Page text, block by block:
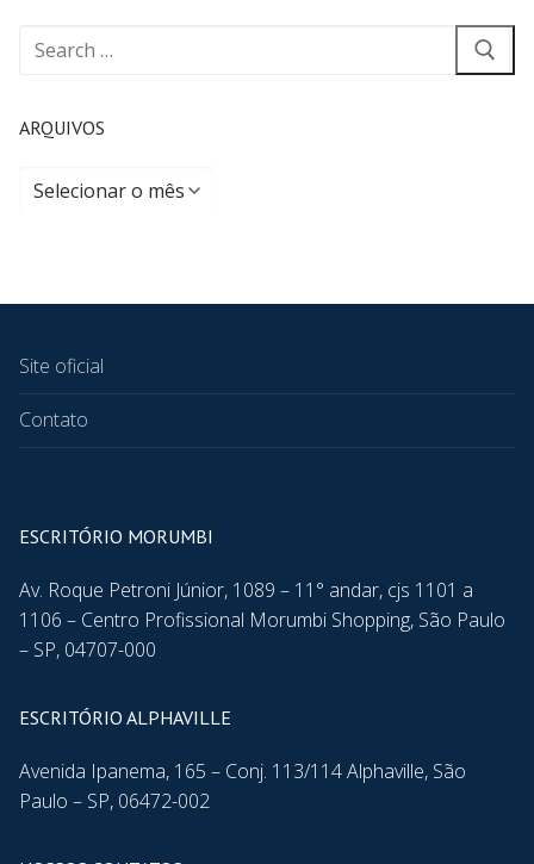
ARQUIVOS
Site oficial
Contato
ESCRITÓRIO MORUMBI
Av. Roque Petroni Júnior, 1089 – 11° andar, cjs 1101 a
1106 – Centro Profissional Morumbi Shopping, São Paulo
– SP, 04707-000
ESCRITÓRIO ALPHAVILLE
Avenida Ipanema, 165 – Conj. 113/114 Alphaville, São
Paulo – SP, 06472-002